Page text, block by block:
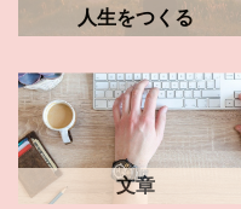
人生をつくる
文章